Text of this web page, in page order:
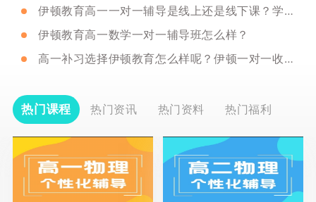
伊顿教育高一一对一辅导是线上还是线下课？学费贵吗？
伊顿教育高一数学一对一辅导班怎么样？
高一补习选择伊顿教育怎么样呢？伊顿一对一收费贵吗？
热门课程 热门资讯 热门资料 热门福利